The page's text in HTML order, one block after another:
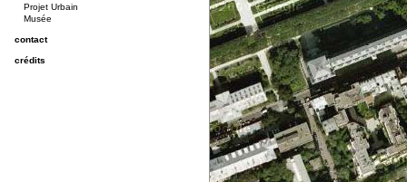
Projet Urbain
Musée
contact
crédits